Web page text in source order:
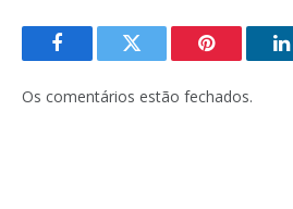
FacebookTwitter Pinterest O
Os comentários estão fechados.